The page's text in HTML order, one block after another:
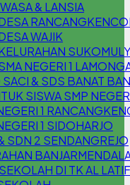
& LANSIA
WAJIK
NEGERI 1
& SDS BANAT
SISWA SMP
1
1 SIDOHARJO
SDN 2 SENDANGREJO
DI TK AL